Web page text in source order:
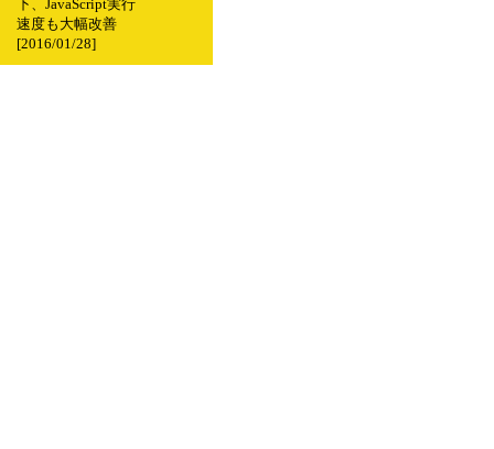
下、JavaScript実行
速度も大幅改善
[2016/01/28]